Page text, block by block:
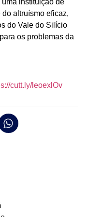
altruísmo eficaz,
do Vale do Silício
os problemas da
cutt.ly/leoexlOv